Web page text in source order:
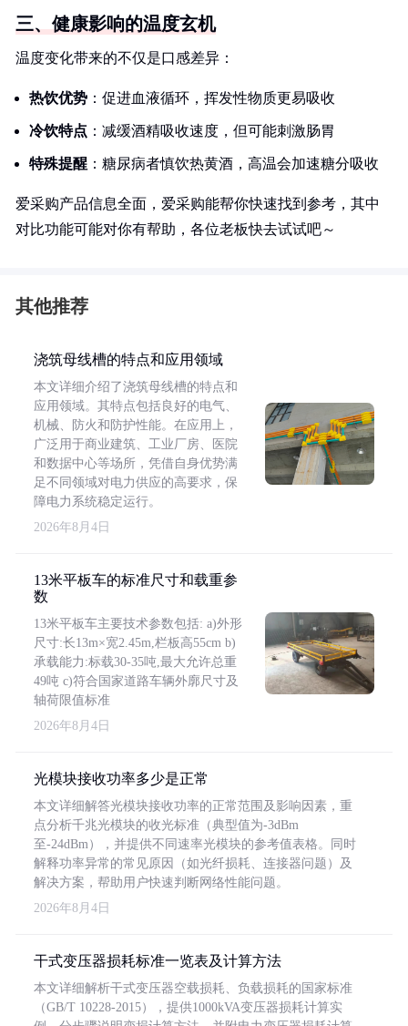
三、健康影响的温度玄机
温度变化带来的不仅是口感差异：
热饮优势 ：促进血液循环，挥发性物质更易吸收
冷饮特点 ：减缓酒精吸收速度，但可能刺激肠胃
特殊提醒 ：糖尿病者慎饮热黄酒，高温会加速糖分吸收
爱采购产品信息全面，爱采购能帮你快速找到参考，其中
对比功能可能对你有帮助，各位老板快去试试吧～
其他推荐
浇筑母线槽的特点和应用领域
本文详细介绍了浇筑母线槽的特点和
应用领域。其特点包括良好的电气、
机械、防火和防护性能。在应用上，
广泛用于商业建筑、工业厂房、医院
和数据中心等场所，凭借自身优势满
足不同领域对电力供应的高要求，保
障电力系统稳定运行。
2026年8月4日
13米平板车的标准尺寸和载重参
数
13米平板车主要技术参数包括: a)外形
尺寸:长13m×宽2.45m,栏板高55cm b)
承载能力:标载30-35吨,最大允许总重
49吨 c)符合国家道路车辆外廓尺寸及
轴荷限值标准
2026年8月4日
光模块接收功率多少是正常
本文详细解答光模块接收功率的正常范围及影响因素，重
点分析千兆光模块的收光标准（典型值为-3dBm
至-24dBm），并提供不同速率光模块的参考值表格。同时
解释功率异常的常见原因（如光纤损耗、连接器问题）及
解决方案，帮助用户快速判断网络性能问题。
2026年8月4日
干式变压器损耗标准一览表及计算方法
本文详细解析干式变压器空载损耗、负载损耗的国家标准
（GB/T 10228-2015），提供1000kVA变压器损耗计算实